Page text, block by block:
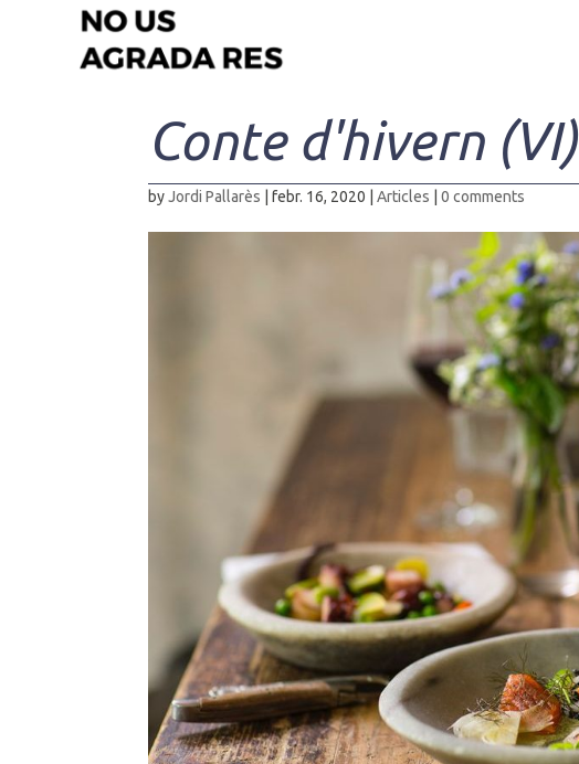
Conte d'hivern (VI)
byJordi Pallarès |febr. 16, 2020 |Articles |0 comments